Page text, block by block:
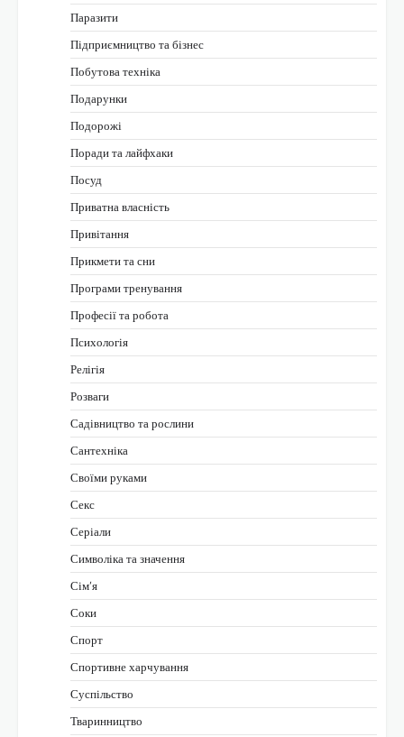
Паразити
Підприємництво та бізнес
Побутова техніка
Подарунки
Подорожі
Поради та лайфхаки
Посуд
Приватна власність
Привітання
Прикмети та сни
Програми тренування
Професії та робота
Психологія
Релігія
Розваги
Садівництво та рослини
Сантехніка
Своїми руками
Секс
Серіали
Символіка та значення
Сім’я
Соки
Спорт
Спортивне харчування
Суспільство
Тваринництво